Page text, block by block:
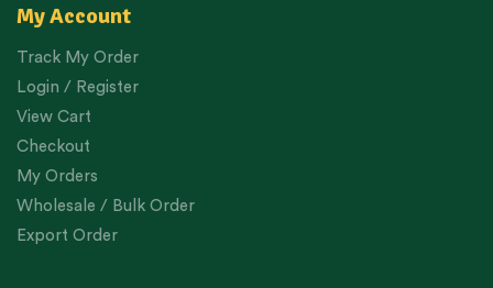
My Account
Track My Order
Login / Register
View Cart
Checkout
My Orders
Wholesale / Bulk Order
Export Order